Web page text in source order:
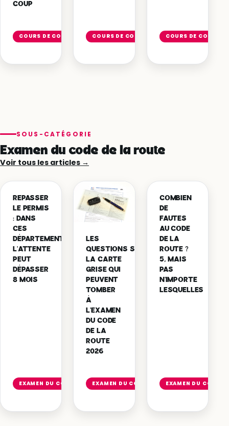
COUP
COURS DE CODE
l'articleCOURS DE CODE
l'articleCOURS DE CODE
SOUS-CATÉGORIE
Examen du code de la route
Voir tous les articles →
REPASSER
LE PERMIS
: DANS
CES
DÉPARTEMENTS,
L'ATTENTE
PEUT
DÉPASSER
8 MOIS
EXAMEN DU CODE DE LA ROUTE
l'article
LES
QUESTIONS SUR
LA CARTE
GRISE QUI
PEUVENT
TOMBER
À
L'EXAMEN
DU CODE
DE LA
ROUTE
2026
EXAMEN DU CODE DE LA ROUTE
l'article
COMBIEN
DE
FAUTES
AU CODE
DE LA
ROUTE ?
5, MAIS
PAS
N'IMPORTE
LESQUELLES
EXAMEN DU CODE